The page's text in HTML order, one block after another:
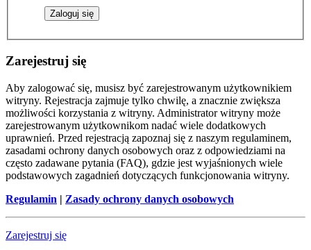
Zarejestruj się
Aby zalogować się, musisz być zarejestrowanym użytkownikiem
witryny. Rejestracja zajmuje tylko chwilę, a znacznie zwiększa
możliwości korzystania z witryny. Administrator witryny może
zarejestrowanym użytkownikom nadać wiele dodatkowych
uprawnień. Przed rejestracją zapoznaj się z naszym regulaminem,
zasadami ochrony danych osobowych oraz z odpowiedziami na
często zadawane pytania (FAQ), gdzie jest wyjaśnionych wiele
podstawowych zagadnień dotyczących funkcjonowania witryny.
Regulamin | Zasady ochrony danych osobowych
Zarejestruj się